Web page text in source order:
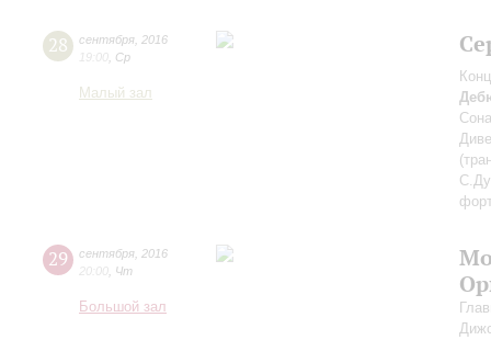
28 сентября 2016
19:00 Ср
Малый зал
29 сентября 2016
20:00 Чт
Большой зал